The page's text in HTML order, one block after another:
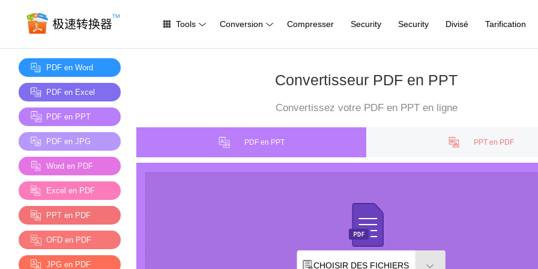
Tools Conversion Compresser Security Security Divisé Tarification
PDF en Word
PDF en Excel
PDF en PPT
PDF en JPG
Word en PDF
Excel en PDF
PPT en PDF
OFD en PDF
JPG en PDF
Convertisseur PDF en PPT
Convertissez votre PDF en PPT en ligne
PDF en PPT PPT en PDF
CHOISIR DES FICHIERS